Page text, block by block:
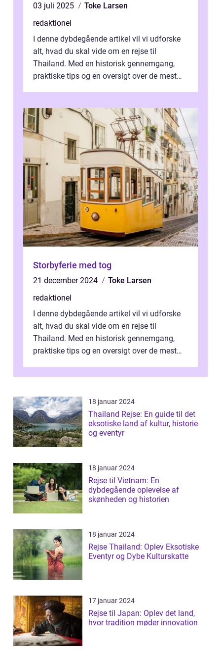
03 juli 2025
Toke Larsen
redaktionel
I denne dybdegående artikel vil vi udforske
alt, hvad du skal vide om en rejse til
Thailand. Med en historisk gennemgang,
praktiske tips og en oversigt over de mest
Storbyferie med tog
21 december 2024
Toke Larsen
redaktionel
I denne dybdegående artikel vil vi udforske
alt, hvad du skal vide om en rejse til
Thailand. Med en historisk gennemgang,
praktiske tips og en oversigt over de mest
18 januar 2024
Thailand Rejse: En guide til det
eksotiske land af kultur, historie
og eventyr
18 januar 2024
Rejse til Vietnam: En
dybdegående oplevelse af
skønheden og historien
18 januar 2024
Rejse Thailand: Oplev Eksotiske
Eventyr og Dybe Kulturskatte
17 januar 2024
Rejse til Japan: Oplev det land,
hvor tradition møder innovation